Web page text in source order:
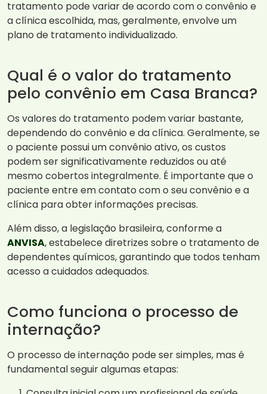
tratamento pode variar de acordo com o convênio e
a clínica escolhida, mas, geralmente, envolve um
plano de tratamento individualizado.
Qual é o valor do tratamento
pelo convênio em Casa Branca?
Os valores do tratamento podem variar bastante,
dependendo do convênio e da clínica. Geralmente, se
o paciente possui um convênio ativo, os custos
podem ser significativamente reduzidos ou até
mesmo cobertos integralmente. É importante que o
paciente entre em contato com o seu convênio e a
clínica para obter informações precisas.
Além disso, a legislação brasileira, conforme a
ANVISA, estabelece diretrizes sobre o tratamento de
dependentes químicos, garantindo que todos tenham
acesso a cuidados adequados.
Como funciona o processo de
internação?
O processo de internação pode ser simples, mas é
fundamental seguir algumas etapas: